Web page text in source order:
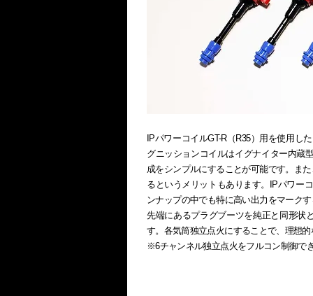
IPパワーコイルGT-R（R35）用を使用し
グニッションコイルはイグナイター内蔵
成をシンプルにすることが可能です。ま
るというメリットもあります。IPパワー
ンナップの中でも特に高い出力をマーク
先端にあるプラグブーツを純正と同形状
す。各気筒独立点火にすることで、理想
※6チャンネル独立点火をフルコン制御で